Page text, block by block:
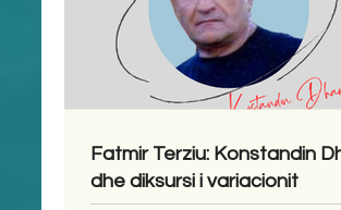
Fatmir Terziu: Konstandin
dhe diksursi i variacionit